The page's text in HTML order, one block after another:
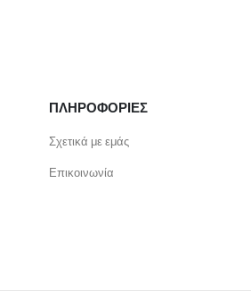
ΠΛΗΡΟΦΟΡΙΕΣ
Σχετικά με εμάς
Επικοινωνία